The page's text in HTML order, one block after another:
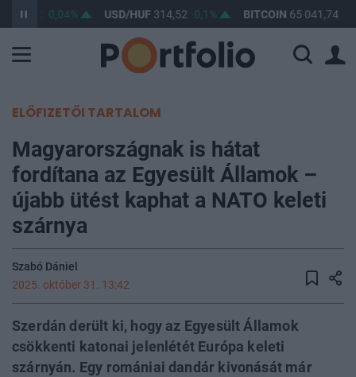
363,32 0,04% USD/HUF314,52 0,1% BITCOIN 65 041,74
ELŐFIZETŐI TARTALOM
Magyarországnak is hátat
fordítana az Egyesült Államok –
újabb ütést kaphat a NATO keleti
szárnya
Szabó Dániel
2025. október 31. 13:42
Szerdán derült ki, hogy az Egyesült Államok
csökkenti katonai jelenlétét Európa keleti
szárnyán. Egy romániai dandár kivonását már